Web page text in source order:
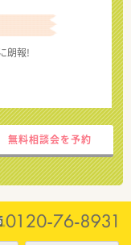
朗報!
無料相談会を予約